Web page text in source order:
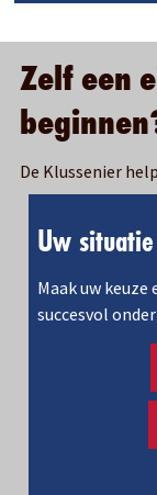
Zelf een
De Klussenier
Uw situatie
Maak uw
succesvol